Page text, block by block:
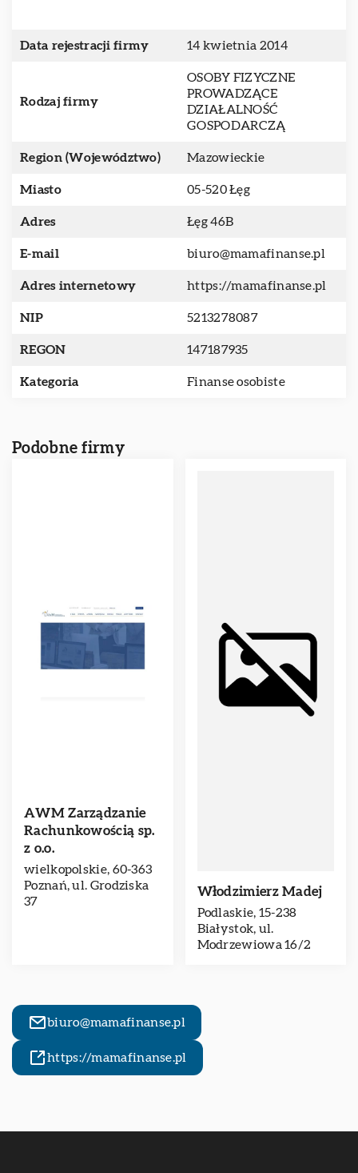
Data rejestracji firmy 14 kwietnia 2014
Rodzaj firmy
OSOBY FIZYCZNE
PROWADZĄCE
DZIAŁALNOŚĆ
GOSPODARCZĄ
Region (Województwo) Mazowieckie
Miasto 05-520 Łęg
Adres Łęg 46B
E-mail biuro@mamafinanse.pl
Adres internetowy https://mamafinanse.pl
NIP 5213278087
REGON 147187935
Kategoria Finanse osobiste
Podobne firmy
AWM Zarządzanie
Rachunkowością sp.
z o.o.
wielkopolskie, 60-363
Poznań, ul. Grodziska
37
Włodzimierz Madej
Podlaskie, 15-238
Białystok, ul.
Modrzewiowa 16/2
biuro@mamafinanse.pl
https://mamafinanse.pl